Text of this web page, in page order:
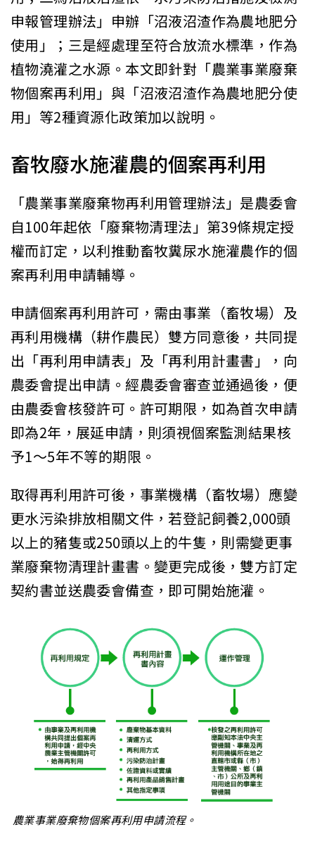
申報管理辦法」申辦「沼液沼渣作為農地肥分
使用」；三是經處理至符合放流水標準，作為
植物澆灌之水源。本文即針對「農業事業廢棄
物個案再利用」與「沼液沼渣作為農地肥分使
用」等2種資源化政策加以說明。
畜牧廢水施灌農的個案再利用
「農業事業廢棄物再利用管理辦法」是農委會
自100年起依「廢棄物清理法」第39條規定授
權而訂定，以利推動畜牧糞尿水施灌農作的個
案再利用申請輔導。
申請個案再利用許可，需由事業（畜牧場）及
再利用機構（耕作農民）雙方同意後，共同提
出「再利用申請表」及「再利用計畫書」，向
農委會提出申請。經農委會審查並通過後，便
由農委會核發許可。許可期限，如為首次申請
即為2年，展延申請，則須視個案監測結果核
予1～5年不等的期限。
取得再利用許可後，事業機構（畜牧場）應變
更水污染排放相關文件，若登記飼養2,000頭
以上的豬隻或250頭以上的牛隻，則需變更事
業廢棄物清理計畫書。變更完成後，雙方訂定
契約書並送農委會備查，即可開始施灌。
農業事業廢棄物個案再利用申請流程。